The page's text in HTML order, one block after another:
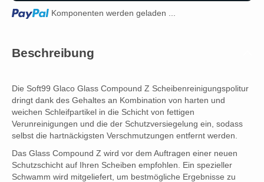
Loading... Komponenten werden geladen ...
Beschreibung
Die Soft99 Glaco Glass Compound Z Scheibenreinigungspolitur
dringt dank des Gehaltes an Kombination von harten und
weichen Schleifpartikel in die Schicht von fettigen
Verunreinigungen und die der Schutzversiegelung ein, sodass
selbst die hartnäckigsten Verschmutzungen entfernt werden.
Das Glass Compound Z wird vor dem Auftragen einer neuen
Schutzschicht auf Ihren Scheiben empfohlen. Ein spezieller
Schwamm wird mitgeliefert, um bestmögliche Ergebnisse zu